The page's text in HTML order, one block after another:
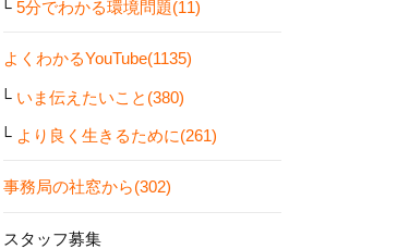
5分でわかる環境問題(11)
よくわかるYouTube(1135)
いま伝えたいこと(380)
より良く生きるために(261)
事務局の社窓から(302)
スタッフ募集